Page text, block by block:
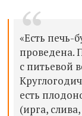
«Есть печь-
проведена.
с питьевой
есть
(ирга,